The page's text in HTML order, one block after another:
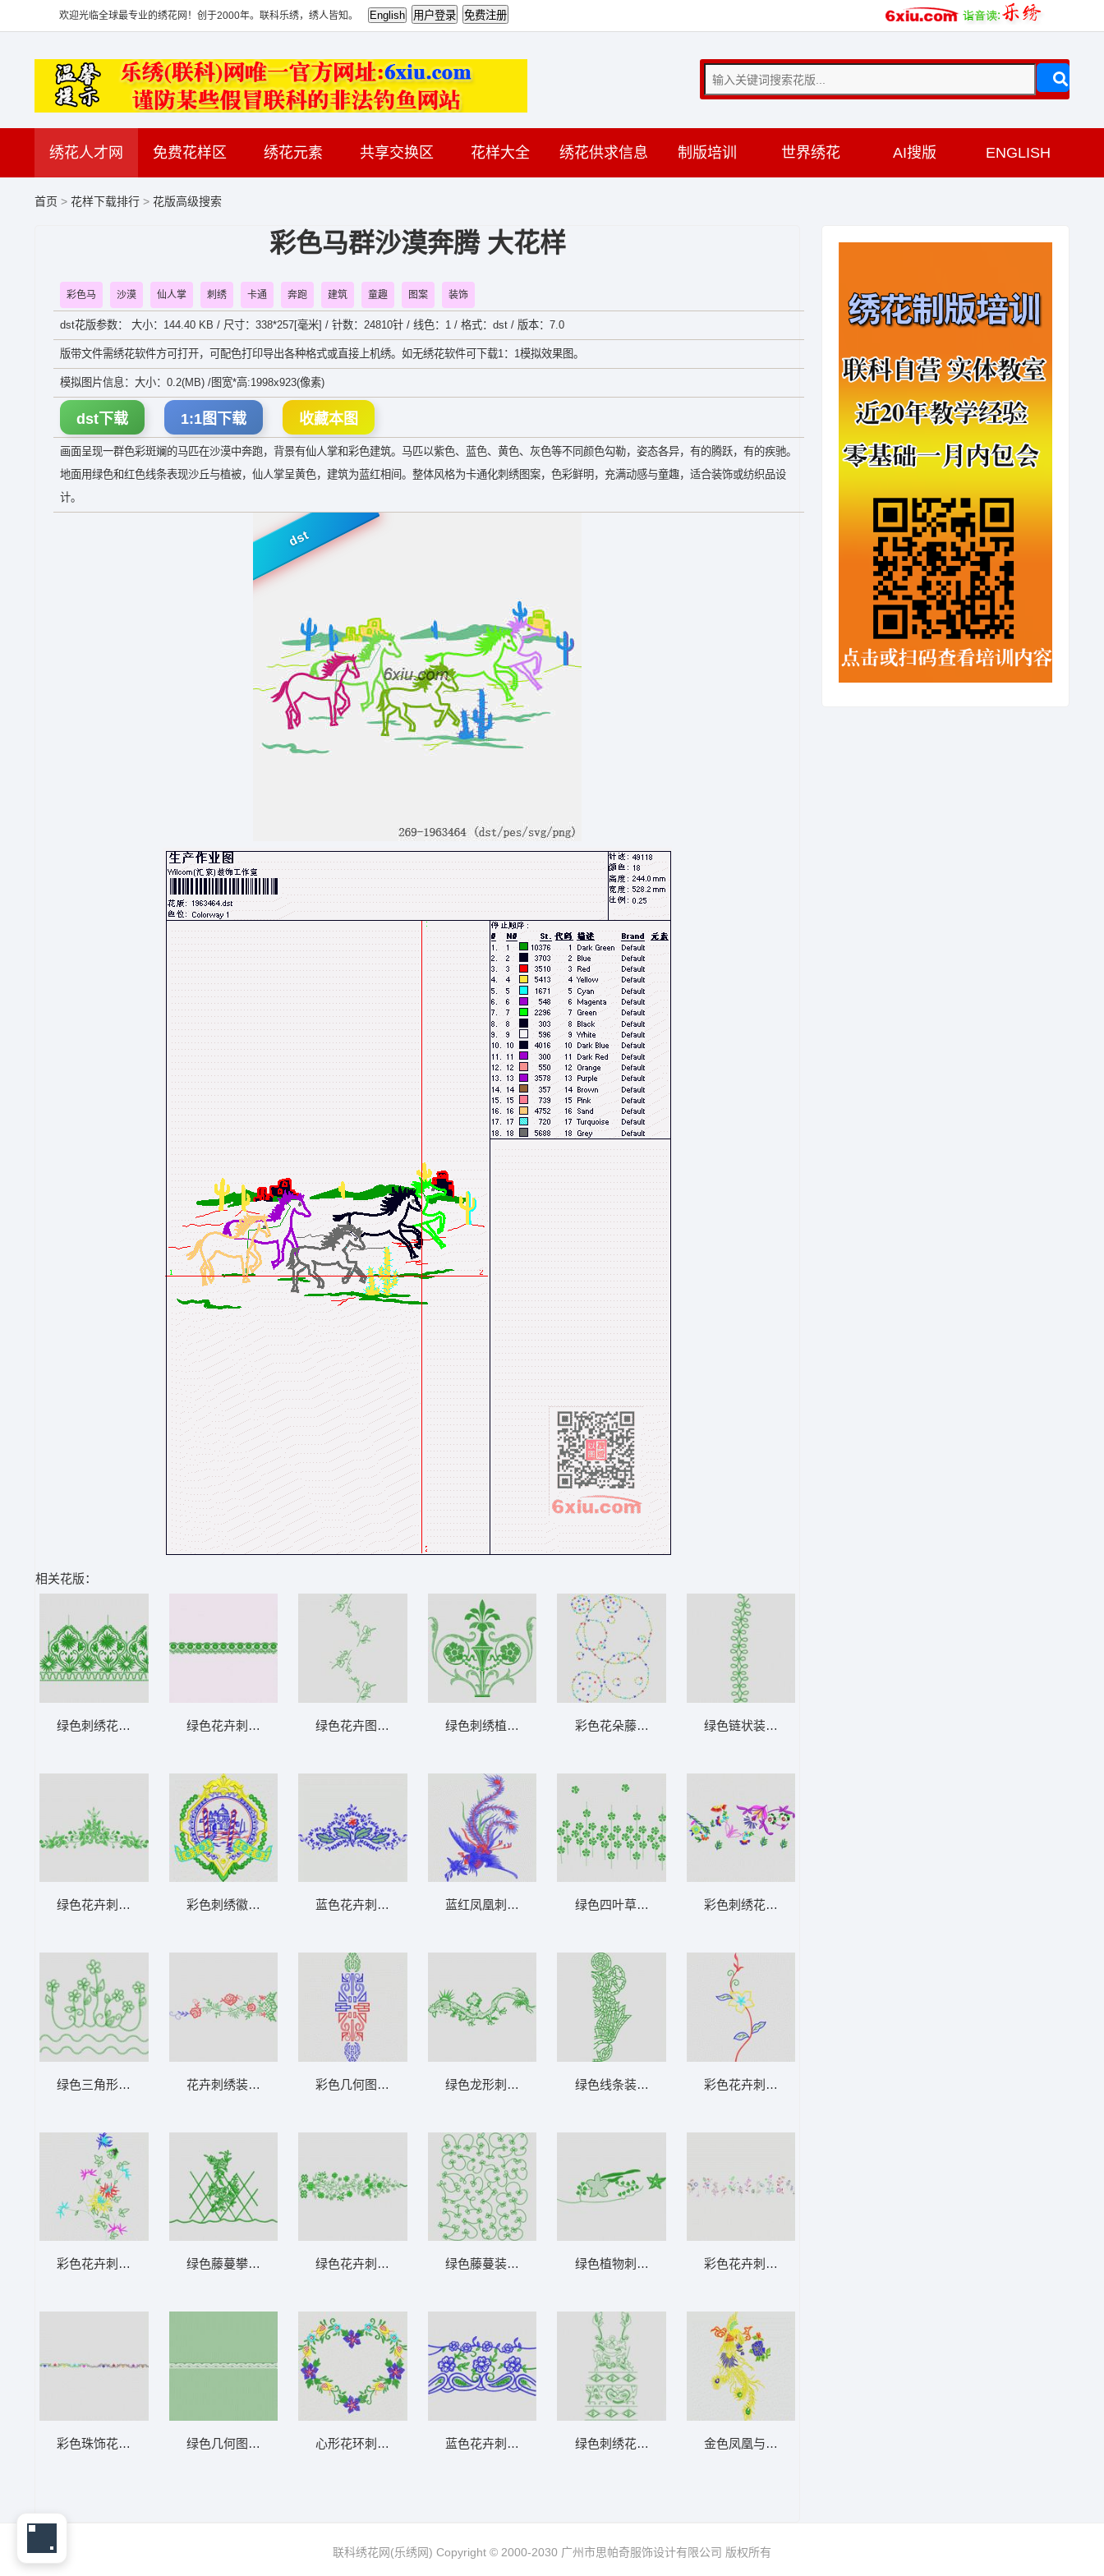
欢迎光临全球最专业的绣花网！创于2000年。联科乐绣，绣人皆知。
绣花人才网 免费花样区 绣花元素 共享交换区 花样大全 绣花供求信息 制版培训 世界绣花 AI搜版 ENGLISH
首页 > 花样下载排行 > 花版高级搜索
彩色马群沙漠奔腾 大花样
彩色马 沙漠 仙人掌 刺绣 卡通 奔跑 建筑 童趣 图案 装饰
dst花版参数： 大小：144.40 KB / 尺寸：338*257[毫米] / 针数：24810针 / 线色：1 / 格式：dst / 版本：7.0
版带文件需绣花软件方可打开，可配色打印导出各种格式或直接上机绣。如无绣花软件可下载1：1模拟效果图。
模拟图片信息：大小：0.2(MB) /图宽*高:1998x923(像素)
dst下载 1:1图下载 收藏本图
画面呈现一群色彩斑斓的马匹在沙漠中奔跑，背景有仙人掌和彩色建筑。马匹以紫色、蓝色、黄色、灰色等不同颜色勾勒，姿态各异，有的腾跃，有的疾驰。
地面用绿色和红色线条表现沙丘与植被，仙人掌呈黄色，建筑为蓝红相间。整体风格为卡通化刺绣图案，色彩鲜明，充满动感与童趣，适合装饰或纺织品设
计。
dst
相关花版：
绿色刺绣花纹图案 大花样
绿色花卉刺绣图案 大花样
绿色三角形花卉图案 大花样
彩色花卉刺绣图案 大花样
彩色珠饰花边图案 大花样
绿色花卉刺绣花边图案 大花样
彩色刺绣徽章图案 大花样
花卉刺绣装饰图案 大花样
绿色藤蔓攀爬网格图案 大花样
绿色几何图案装饰带 大花样
绿色花卉图案装饰 大花样
蓝色花卉刺绣图案 大花样
彩色几何图案装饰设计 大花样
绿色花卉刺绣图案 大花样
心形花环刺绣图案 大花样
绿色刺绣植物纹样 大花样
蓝红凤凰刺绣图案 大花样
绿色龙形刺绣图案 大花样
绿色藤蔓装饰图案 大花样
蓝色花卉刺绣图案 大花样
彩色花朵藤蔓图案 大花样
绿色四叶草图案设计 大花样
绿色线条装饰图案 大花样
绿色植物刺绣图案设计 大花样
绿色刺绣花纹图案设计 大花样
绿色链状装饰图案 大花样
彩色刺绣花卉图案设计 大花样
彩色花卉刺绣图案 大花样
彩色花卉刺绣图案集合 大花样
金色凤凰与花卉刺绣图案 大花样
联科绣花网(乐绣网) Copyright © 2000-2030 广州市思帕奇服饰设计有限公司 版权所有